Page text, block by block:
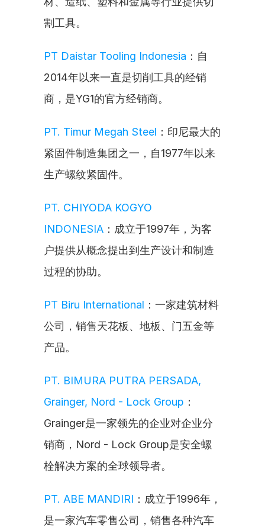
割工具。
PT Daistar Tooling Indonesia ：自
2014年以来一直是切削工具的经销
商，是YG1的官方经销商。
PT. Timur Megah Steel ：印尼最大的
紧固件制造集团之一，自1977年以来
生产螺纹紧固件。
PT. CHIYODA KOGYO
INDONESIA ：成立于1997年，为客
户提供从概念提出到生产设计和制造
过程的协助。
PT Biru International ：一家建筑材料
公司，销售天花板、地板、门五金等
产品。
PT. BIMURA PUTRA PERSADA,
Grainger, Nord - Lock Group ：
Grainger是一家领先的企业对企业分
销商，Nord - Lock Group是安全螺
栓解决方案的全球领导者。
PT. ABE MANDIRI ：成立于1996年，
是一家汽车零售公司，销售各种汽车